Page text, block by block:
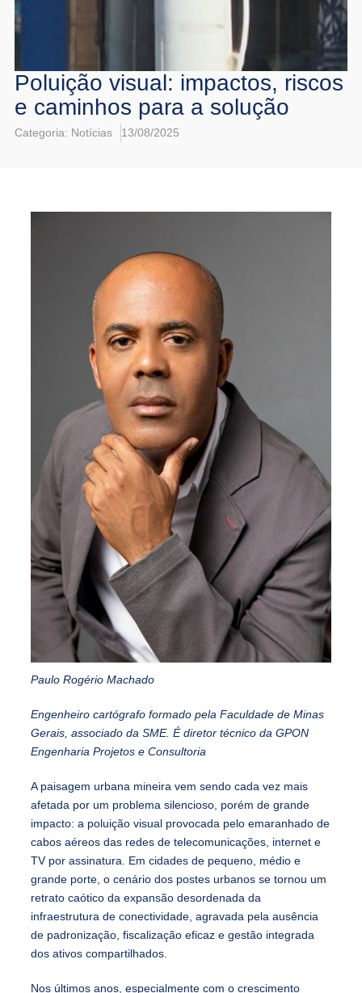
Poluição visual: impactos, riscos
e caminhos para a solução
Categoria: Notícias 13/08/2025
Paulo Rogério Machado
Engenheiro cartógrafo formado pela Faculdade de Minas
Gerais, associado da SME. É diretor técnico da GPON
Engenharia Projetos e Consultoria
A paisagem urbana mineira vem sendo cada vez mais
afetada por um problema silencioso, porém de grande
impacto: a poluição visual provocada pelo emaranhado de
cabos aéreos das redes de telecomunicações, internet e
TV por assinatura. Em cidades de pequeno, médio e
grande porte, o cenário dos postes urbanos se tornou um
retrato caótico da expansão desordenada da
infraestrutura de conectividade, agravada pela ausência
de padronização, fiscalização eficaz e gestão integrada
dos ativos compartilhados.
Nos últimos anos, especialmente com o crescimento